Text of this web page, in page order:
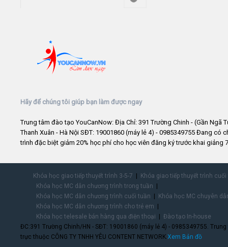
Hãy để chúng tôi giúp bạn làm được ngay
Trung tâm đào tạo YouCanNow: Địa Chỉ: 391 Trường Chinh - (Gần Ngã
Thanh Xuân - Hà Nội SĐT: 19001860 (máy lẻ 4) - 0985349755 Đang có
trình đặc biệt giảm 20% học phí cho học viên đăng ký trước khai giảng
Khóa học giao tiếp thuyết trình 3-5-7
Khóa giao tiếp thuyết trình
Khóa học MC dẫn chương trình trong tuần
Khóa học MC dẫn chương trình cuối tuần
Khóa học MC chuyên
Khóa học MC dẫn chương trình cho trẻ em
Khóa học telesale bán hàng qua điện thoại
Đào tạo In-house
ĐC:391 Trường Chinh/HN - SĐT: 19001860 (máy lẻ 4) - 0985349755.
trực thuộc CÔNG TY TNHH YÊU CONTENT NETWORK.Xem Bản đồ